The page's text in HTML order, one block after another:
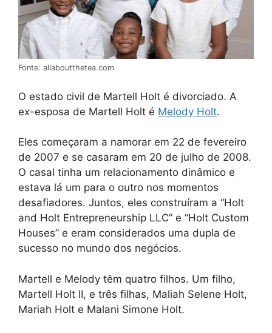
Fonte: allaboutthetea.com
O estado civil de Martell Holt é divorciado. A
ex-esposa de Martell Holt é Melody Holt.
Eles começaram a namorar em 22 de fevereiro
de 2007 e se casaram em 20 de julho de 2008.
O casal tinha um relacionamento dinâmico e
estava lá um para o outro nos momentos
desafiadores. Juntos, eles construíram a “Holt
and Holt Entrepreneurship LLC” e “Holt Custom
Houses” e eram considerados uma dupla de
sucesso no mundo dos negócios.
Martell e Melody têm quatro filhos. Um filho,
Martell Holt II, e três filhas, Maliah Selene Holt,
Mariah Holt e Malani Simone Holt.